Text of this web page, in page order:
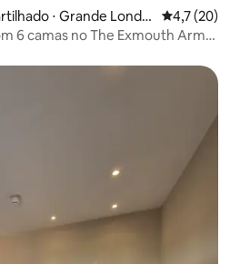
⋅ Grande Londr
4,7 de uma
4,7 (20)
6 camas no The Exmouth Arms